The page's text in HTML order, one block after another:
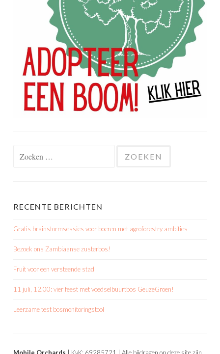
RECENTE BERICHTEN
Gratis brainstormsessies voor boeren met agroforestry ambities
Bezoek ons Zambiaanse zusterbos!
Fruit voor een versteende stad
11 juli, 12.00: vier feest met voedselbuurtbos GeuzeGroen!
Leerzame test bosmonitoringstool
Mobile Orchards | KvK: 69285721 | Alle bijdragen op deze site zijn